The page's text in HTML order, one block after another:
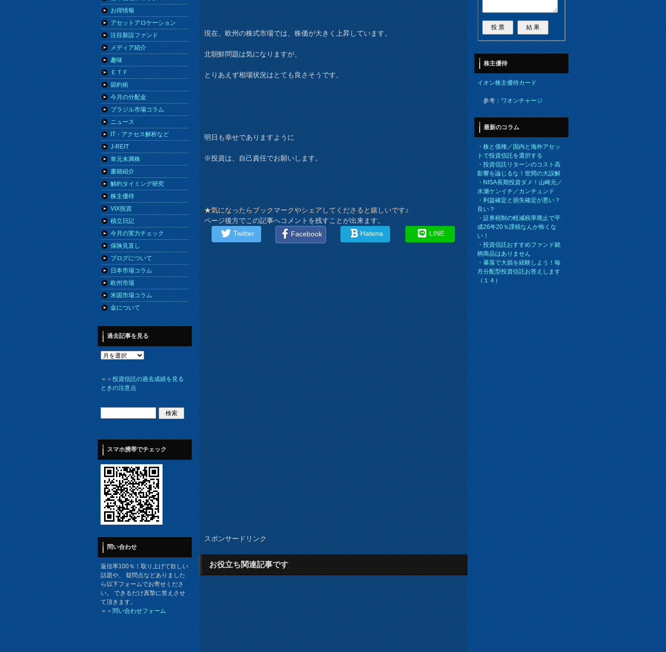
現在、欧州の株式市場では、株価が大きく上昇しています。
北朝鮮問題は気になりますが、
とりあえず相場状況はとても良さそうです。
明日も幸せでありますように
※投資は、自己責任でお願いします。
★気になったらブックマークやシェアしてくださると嬉しいです♪
ページ後方でこの記事へコメントを残すことが出来ます。
Twitter
Facebook Hatena LINE
スポンサードリンク
お役立ち関連記事です
お得情報
アセットアロケーション
注目新設ファンド
メディア紹介
趣味
ＥＴＦ
節約術
今月の分配金
ブラジル市場コラム
ニュース
IT・アクセス解析など
J-REIT
単元未満株
書籍紹介
解約タイミング研究
株主優待
VIX投資
積立日記
今月の実力チェック
保険見直し
ブログについて
日本市場コラム
欧州市場
米国市場コラム
金について
過去記事を見る
＝＞投資信託の過去成績を見る
ときの注意点
スマホ携帯でチェック
問い合わせ
返信率100％！取り上げて欲しい
話題や、 疑問点などありました
ら以下フォームでお寄せくださ
い。 できるだけ真摯に答えさせ
て頂きます。
＝＞問い合わせフォーム
株主優待
イオン株主優待カード
参考：ワオンチャージ
最新のコラム
・株と債権／国内と海外アセッ
トで投資信託を選択する
・投資信託リターンのコスト高
影響を論じるな！世間の大誤解
・NISA長期投資ダメ！山崎元／
水瀬ケンイチ／カンチュンド
・利益確定と損失確定が悪い？
良い？
・証券税制の軽減税率廃止で平
成26年20％課税なんか怖くな
い！
・投資信託おすすめファンド銘
柄商品はありません
・暴落で大損を経験しよう！毎
月分配型投資信託お答えします
（１４）